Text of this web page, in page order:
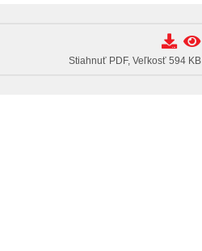
Stiahnuť PDF, Veľkosť 594 KB